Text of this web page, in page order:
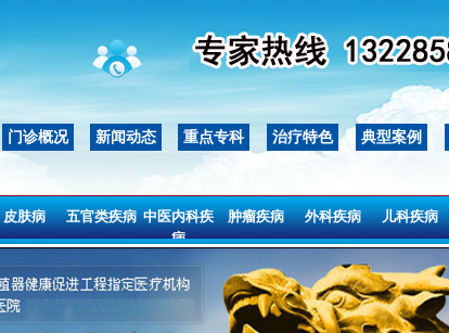
门诊概况 新闻动态 重点专科 治疗特色 典型案例
皮肤病 五官类疾病 中医内科疾
病
病
肿瘤疾病 外科疾病
外科疾病
儿科疾病
儿科疾病